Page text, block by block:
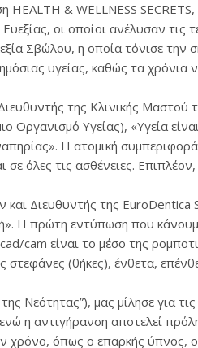
& WELLNESS
οι οποίοι ανέλυσαν τις
Σβώλου, η οποία τόνισε την
υγείας, καθώς τα
της Κλινικής
Υγείας), «Υγεία
Η ατομική
όλες τις ασθένειες.
Διευθυντής της EuroDentica
Η πρώτη εντύπωση που
cam είναι το μέσο της
(θήκες), ένθετα,
μας μίλησε για τις
η αντιγήρανση αποτελεί
όπως ο επαρκής ύπνος,